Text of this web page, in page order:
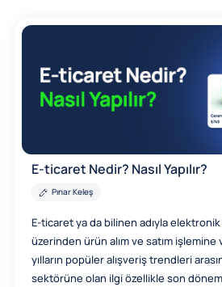
E-ticaret Nedir? Nasıl Yapılır?
Pınar Keleş
E-ticaret ya da bilinen adıyla
üzerinden ürün alım ve satım işlemine
yılların popüler alışveriş trendleri
sektörüne olan ilgi özellikle son